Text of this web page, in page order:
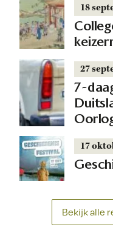
18
27
7-
17
Bekijk alle